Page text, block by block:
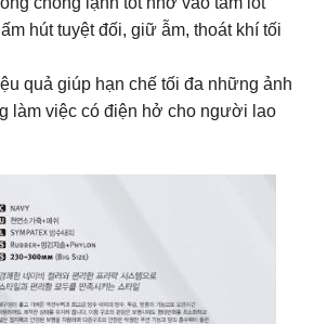
hút tuyệt đối, giữ ẫm, thoát khí tối
quả giúp hạn chế tối đa những ảnh
làm việc có điện hở cho người lao